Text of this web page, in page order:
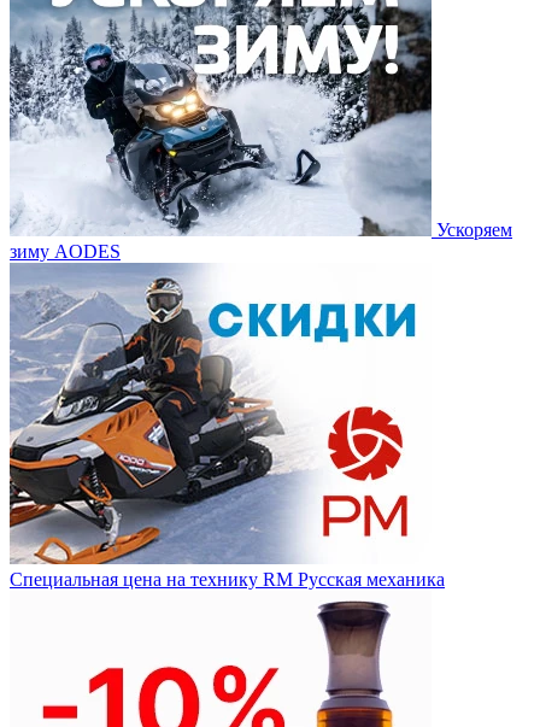
Ускоряем
зиму AODES
Специальная цена на технику RM Русская механика